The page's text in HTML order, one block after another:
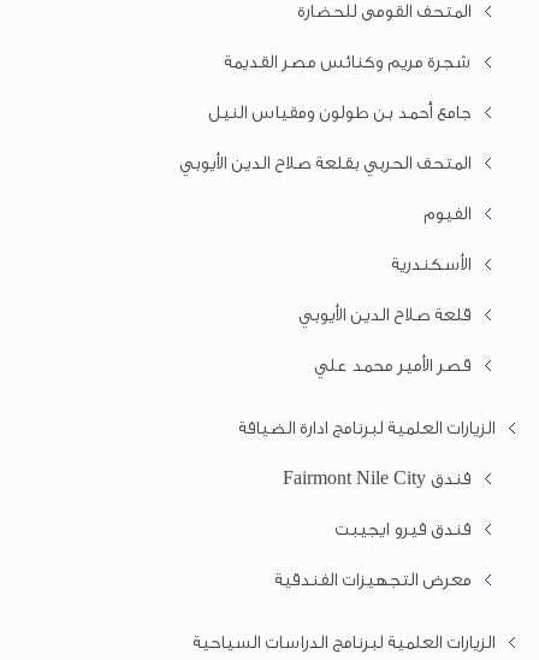
المتحف القومى للحضارة
شجرة مريم وكنائس مصر القديمة
جامع أحمد بن طولون ومقياس النيل
المتحف الحربي بقلعة صلاح الدين الأيوبي
الفيوم
الأسكندرية
قلعة صلاح الدين الأيوبي
قصر الأمير محمد علي
الزيارات العلمية لبرنامج ادارة الضيافة
فندق Fairmont Nile City
فندق فيرو ايجيبت
معرض التجهيزات الفندقية
الزيارات العلمية لبرنامج الدراسات السياحية